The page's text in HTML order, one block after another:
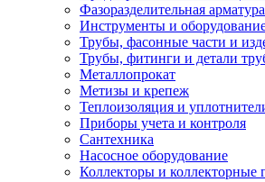
Фазоразделительная арматура
Инструменты и
Трубы, фасонные части и
Трубы, фитинги и детали
Металлопрокат
Метизы и крепеж
Теплоизоляция и
Приборы учета и контроля
Сантехника
Насосное оборудование
Коллекторы и коллекторные